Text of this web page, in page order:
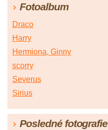
Fotoalbum
Draco
Harry
Hermiona, Ginny
scorry
Severus
Sirius
Posledné fotografie